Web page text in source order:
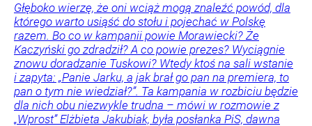
Głęboko wierzę, że oni wciąż mogą znaleźć powód, dla
którego warto usiąść do stołu i pojechać w Polskę
razem. Bo co w kampanii powie Morawiecki? Że
Kaczyński go zdradził? A co powie prezes? Wyciągnie
znowu doradzanie Tuskowi? Wtedy ktoś na sali wstanie
i zapyta: „Panie Jarku, a jak brał go pan na premiera, to
pan o tym nie wiedział?”. Ta kampania w rozbiciu będzie
dla nich obu niezwykle trudna – mówi w rozmowie z
„Wprost” Elżbieta Jakubiak, była posłanka PiS, dawna